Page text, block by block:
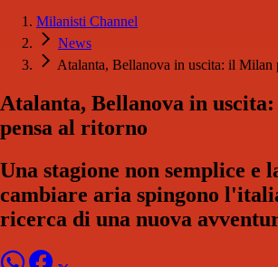
Milanisti Channel
News
Atalanta, Bellanova in uscita: il Milan
Atalanta, Bellanova in
pensa al ritorno
Una stagione non semplice e
cambiare aria spingono
ricerca di una nuova